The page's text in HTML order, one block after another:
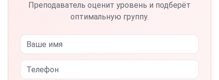
Преподаватель оценит уровень и подберёт
оптимальную группу.